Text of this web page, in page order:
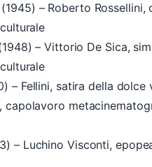
(1945) – Roberto
– Vittorio De Sica,
– Fellini, satira della
capolavoro
– Luchino Visconti,